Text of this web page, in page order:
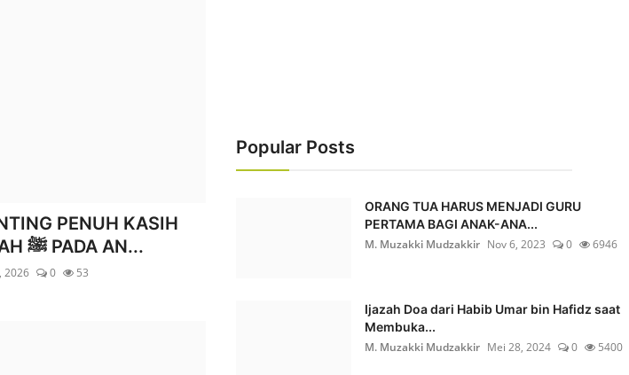
PENUH KASIH
DARI RASULULLAH ﷺ PADA AN...
2026 0 53
Popular Posts
ORANG TUA HARUS MENJADI GURU
PERTAMA BAGI ANAK-ANA...
M. Muzakki Mudzakkir Nov 6, 2023 0 6946
Ijazah Doa dari Habib Umar bin Hafidz saat
Membuka...
M. Muzakki Mudzakkir Mei 28, 2024 0 5400